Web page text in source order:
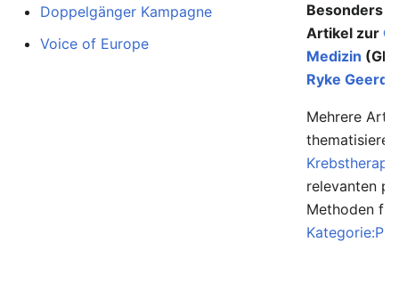
Doppelgänger Kampagne
Voice of Europe
Besonders
Artikel zur
Medizin
Ryke Geerd
Mehrere
relevanten
Methoden